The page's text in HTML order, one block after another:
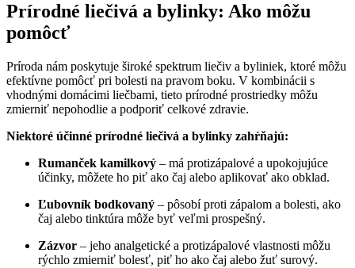
Prírodné liečivá a bylinky: Ako môžu
pomôcť
Príroda nám poskytuje široké spektrum liečiv a byliniek, ktoré môžu
efektívne pomôcť pri bolesti na pravom boku. V kombinácii s
vhodnými domácimi liečbami, tieto prírodné prostriedky môžu
zmierniť nepohodlie a podporiť celkové zdravie.
Niektoré účinné prírodné liečivá a bylinky zahŕňajú:
Rumanček kamilkový – má protizápalové a upokojujúce
účinky, môžete ho piť ako čaj alebo aplikovať ako obklad.
Ľubovník bodkovaný – pôsobí proti zápalom a bolesti, ako
čaj alebo tinktúra môže byť veľmi prospešný.
Zázvor – jeho analgetické a protizápalové vlastnosti môžu
rýchlo zmierniť bolesť, piť ho ako čaj alebo žuť surový.